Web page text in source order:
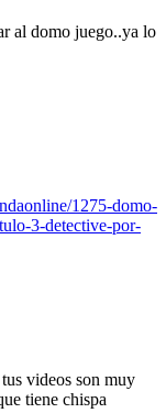
al domo juego..ya lo
1275-domo-
3-detective-por-
videos son muy
tiene chispa